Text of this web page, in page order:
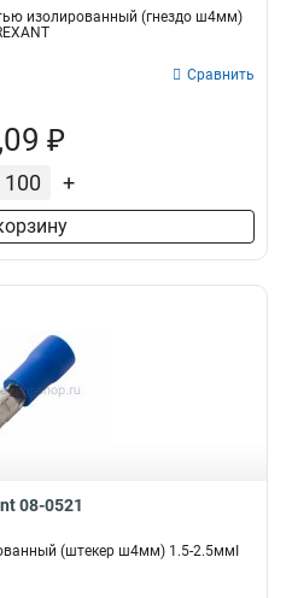
изолированный (гнездо ш4мм)
Сравнить
₽
+
08-0521
(штекер ш4мм) 1.5-2.5ммІ